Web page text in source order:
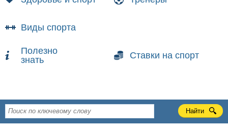
Виды спорта
Полезно
знать
Ставки на спорт